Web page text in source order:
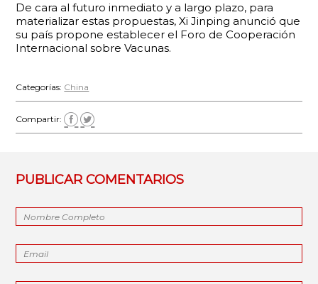
De cara al futuro inmediato y a largo plazo, para
materializar estas propuestas, Xi Jinping anunció que
su país propone establecer el Foro de Cooperación
Internacional sobre Vacunas.
Categorías: China
Compartir:
PUBLICAR COMENTARIOS